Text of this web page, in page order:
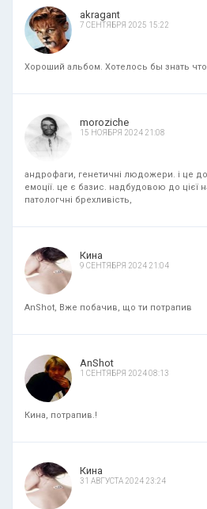
akragant
7 СЕНТЯБРЯ 2025 15:22
Хороший альбом. Хотелось бы знать
moroziche
15 НОЯБРЯ 2024 21:08
андрофаги, генетичні людожери. і це
емоції. це є базис. надбудовою до цієї
патологчні брехливість,
Кина
9 СЕНТЯБРЯ 2024 21:04
AnShot, Вже побачив, що ти потрапив
AnShot
1 СЕНТЯБРЯ 2024 08:13
Кина, потрапив.!
Кина
31 АВГУСТА 2024 23:24